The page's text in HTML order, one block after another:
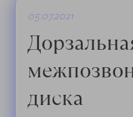
05.07.2021
диска